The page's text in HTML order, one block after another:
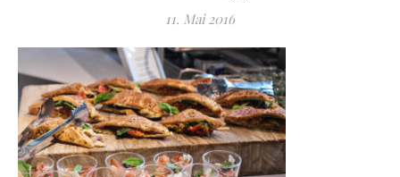
11. Mai 2016